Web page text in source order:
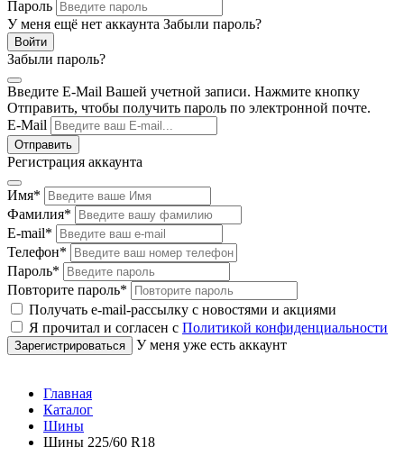
Пароль
У меня ещё нет аккаунта Забыли пароль?
Забыли пароль?
Введите E-Mail Вашей учетной записи. Нажмите кнопку
Отправить, чтобы получить пароль по электронной почте.
E-Mail
Регистрация аккаунта
Имя*
Фамилия*
E-mail*
Телефон*
Пароль*
Повторите пароль*
Получать e-mail-рассылку с новостями и акциями
Я прочитал и согласен с Политикой конфиденциальности
У меня уже есть аккаунт
Главная
Каталог
Шины
Шины 225/60 R18